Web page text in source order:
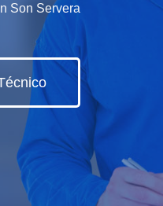
Son Servera